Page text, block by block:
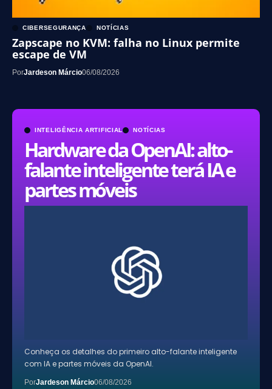
INTELIGÊNCIA ARTIFICIAL NOTÍCIAS
Hardware da OpenAI: alto-
falante inteligente terá IA e
partes móveis
Conheça os detalhes do primeiro alto-falante inteligente
com IA e partes móveis da OpenAI.
PorJardeson Márcio06/08/2026
CIBERSEGURANÇA NOTÍCIAS
Zapscape no KVM: falha no Linux permite
escape de VM
PorJardeson Márcio06/08/2026